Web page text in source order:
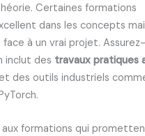
Certaines formations
dans les concepts
à un vrai projet.
inclut des travaux pratiques
des outils industriels
formations qui